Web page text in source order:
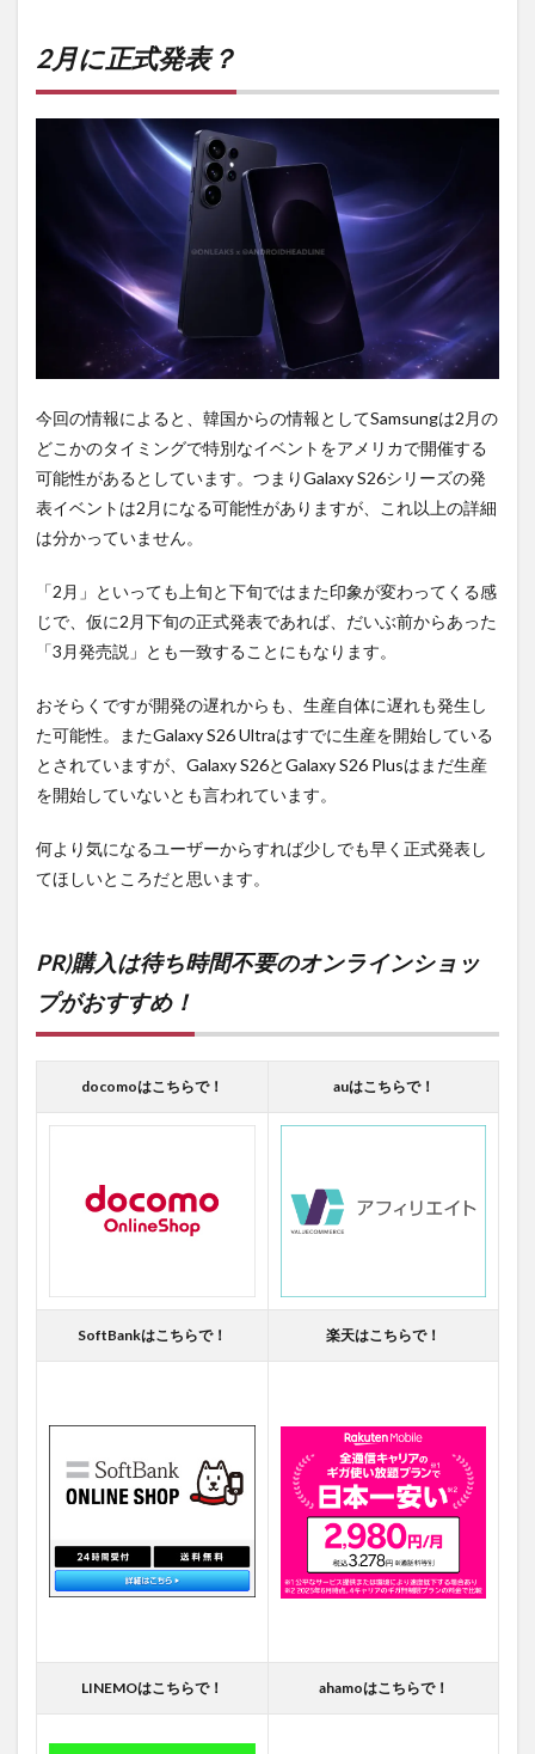
式発
表？
オン
おす
め！
2月に正式発表？
今回の情報によると、韓国からの情報としてSamsungは2月の
どこかのタイミングで特別なイベントをアメリカで開催する
可能性があるとしています。つまりGalaxy S26シリーズの発
表イベントは2月になる可能性がありますが、これ以上の詳細
は分かっていません。
「2月」といっても上旬と下旬ではまた印象が変わってくる感
じで、仮に2月下旬の正式発表であれば、だいぶ前からあった
「3月発売説」とも一致することにもなります。
おそらくですが開発の遅れからも、生産自体に遅れも発生し
た可能性。またGalaxy S26 Ultraはすでに生産を開始している
とされていますが、Galaxy S26とGalaxy S26 Plusはまだ生産
を開始していないとも言われています。
何より気になるユーザーからすれば少しでも早く正式発表し
てほしいところだと思います。
PR)購入は待ち時間不要のオンラインショッ
プがおすすめ！
docomoはこちらで！ auはこちらで！
SoftBankはこちらで！ 楽天はこちらで！
LINEMOはこちらで！ ahamoはこちらで！